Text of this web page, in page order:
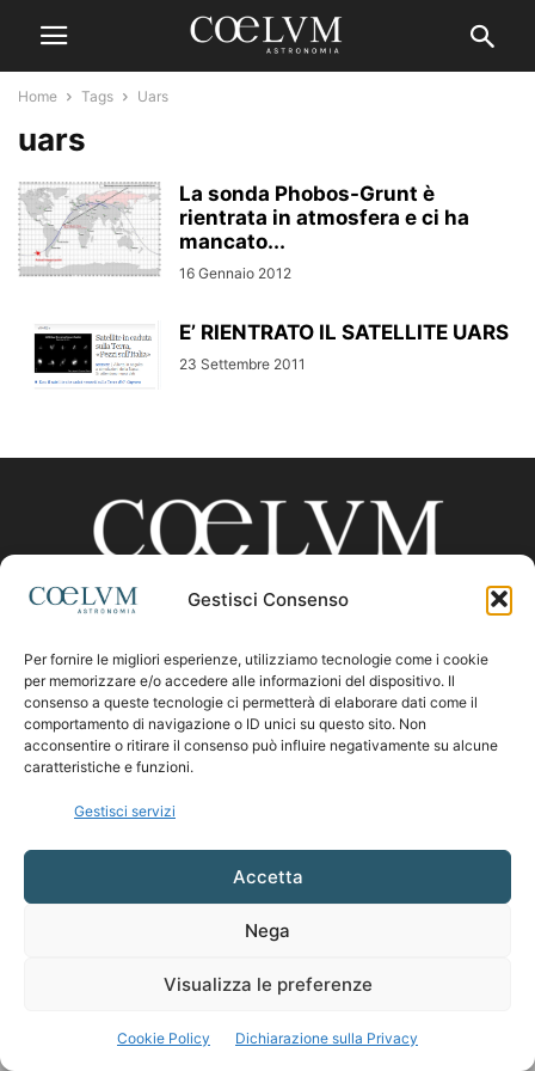
Gestisci Consenso
Per fornire le migliori esperienze, utilizziamo tecnologie come i cookie
per memorizzare e/o accedere alle informazioni del dispositivo. Il
consenso a queste tecnologie ci permetterà di elaborare dati come il
comportamento di navigazione o ID unici su questo sito. Non
acconsentire o ritirare il consenso può influire negativamente su alcune
caratteristiche e funzioni.
Gestisci servizi
Accetta
Nega
Visualizza le preferenze
Cookie Policy Dichiarazione sulla Privacy
Home Tags Uars
uars
La sonda Phobos-Grunt è
rientrata in atmosfera e ci ha
mancato...
16 Gennaio 2012
E’ RIENTRATO IL SATELLITE UARS
23 Settembre 2011
CHI SIAMO
Contattaci:coelumastro@coelum.com